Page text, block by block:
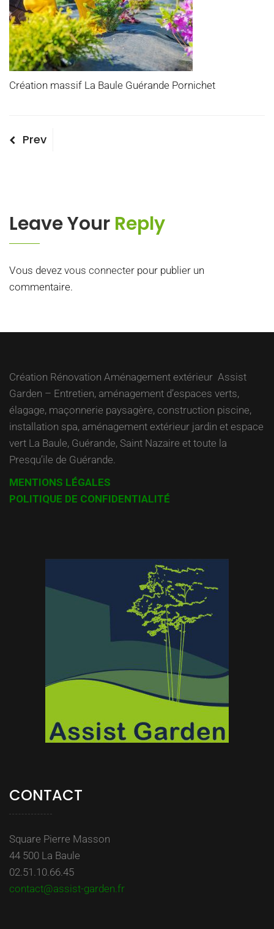
Création massif La Baule Guérande Pornichet
Navigation
Previous
Prev
Leave Your Reply
Vous devez vous connecter pour publier un
commentaire.
Création Rénovation Aménagement extérieur Assist
Garden – Entretien, aménagement d’espaces verts,
élagage, maçonnerie paysagère, construction piscine,
installation spa, aménagement extérieur jardin et espace
vert La Baule, Guérande, Saint Nazaire et toute la
Presqu’ile de Guérande.
MENTIONS LÉGALES
POLITIQUE DE CONFIDENTIALITÉ
CONTACT
Square Pierre Masson
44 500 La Baule
02.51.10.66.45
contact@assist-garden.fr